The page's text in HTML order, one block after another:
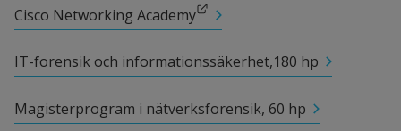
Cisco Networking Academy
Länk till annan webbplats.
IT-forensik och informationssäkerhet,180 hp
Magisterprogram i nätverksforensik, 60 hp